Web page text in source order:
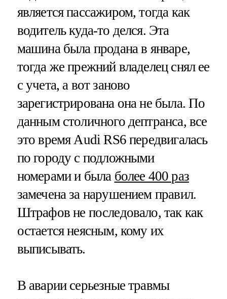
является пассажиром, тогда как
водитель куда-то делся. Эта
машина была продана в январе,
тогда же прежний владелец снял ее
с учета, а вот заново
зарегистрирована она не была. По
данным столичного дептранса, все
это время Audi RS6 передвигалась
по городу с подложными
номерами и была более 400 раз
замечена за нарушением правил.
Штрафов не последовало, так как
остается неясным, кому их
выписывать.
В аварии серьезные травмы